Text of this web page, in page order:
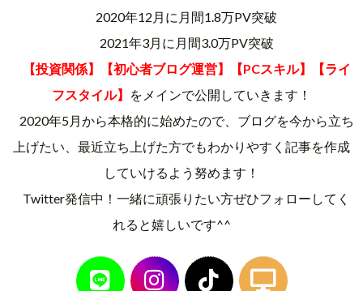
2020年12月に月間1.8万PV突破
2021年3月に月間3.0万PV突破
【投資関係】【初心者ブログ運営】【PCスキル】【ライ
フスタイル】
をメインで公開していきます！
2020年5月から本格的に始めたので、ブログを今から立ち
上げたい、最近立ち上げた方でもわかりやすく記事を作成
していけるよう努めます！
Twitter発信中！一緒に頑張りたい方ぜひフォローしてく
れると嬉しいです^^